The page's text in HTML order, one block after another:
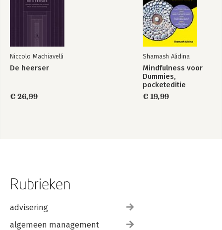
Niccolo Machiavelli
De heerser
€ 26,99
Shamash Alidina
Mindfulness voor
Dummies,
pocketeditie
€ 19,99
Rubrieken
advisering
algemeen management